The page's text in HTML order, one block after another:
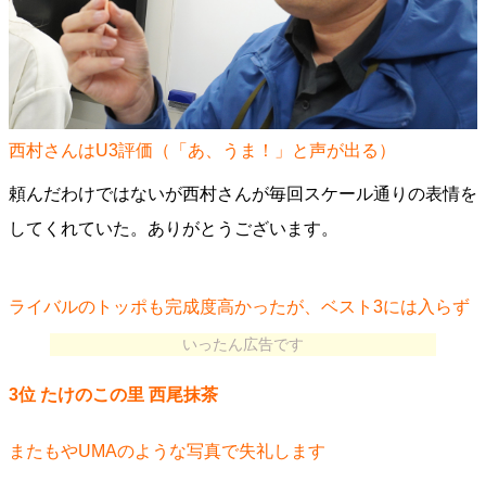
西村さんはU3評価（「あ、うま！」と声が出る）
頼んだわけではないが西村さんが毎回スケール通りの表情を
してくれていた。ありがとうございます。
ライバルのトッポも完成度高かったが、ベスト3には入らず
いったん広告です
3位 たけのこの里 西尾抹茶
またもやUMAのような写真で失礼します